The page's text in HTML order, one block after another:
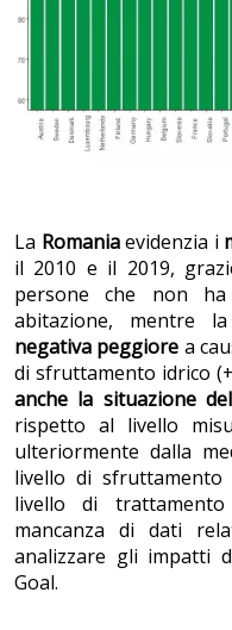
La Romaniaevidenzia i
il 2010 e il 2019,
persone che non
abitazione, mentre la
negativa peggiore a
di sfruttamento idrico
anche la situazione
rispetto al livello
ulteriormente dalla
livello di
livello di
mancanza di dati
analizzare gli impatti
Goal.